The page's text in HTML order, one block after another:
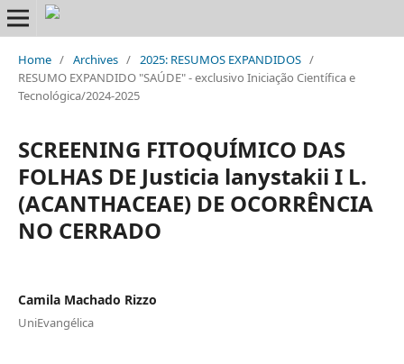
Home / Archives / 2025: RESUMOS EXPANDIDOS /
RESUMO EXPANDIDO "SAÚDE" - exclusivo Iniciação Científica e
Tecnológica/2024-2025
SCREENING FITOQUÍMICO DAS
FOLHAS DE Justicia lanystakii I L.
(ACANTHACEAE) DE OCORRÊNCIA
NO CERRADO
Camila Machado Rizzo
UniEvangélica